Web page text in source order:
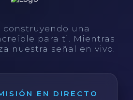
construyendo una
para ti. Mientras
nuestra señal en vivo.
EN DIRECTO